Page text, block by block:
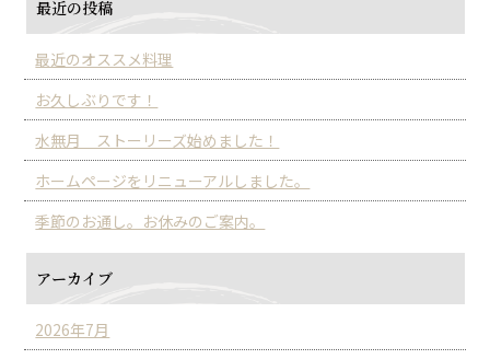
最近の投稿
最近のオススメ料理
お久しぶりです！
水無月 ストーリーズ始めました！
ホームページをリニューアルしました。
季節のお通し。お休みのご案内。
アーカイブ
2026年7月